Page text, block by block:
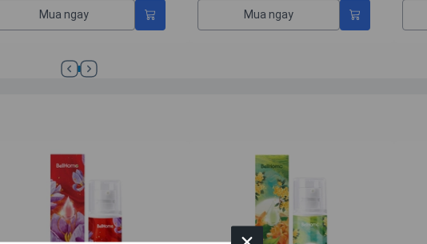
Mua ngay Mua ngay